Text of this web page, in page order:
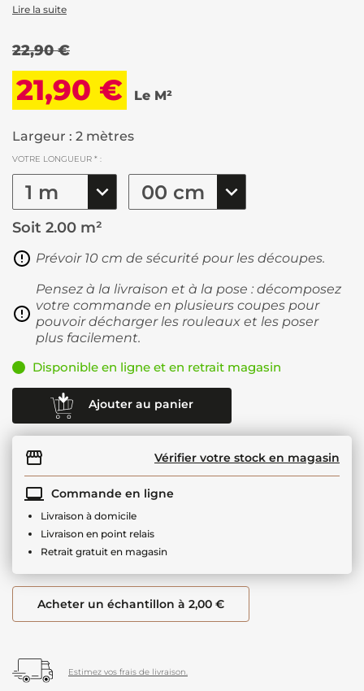
Lire la suite
22,90 €
21,90 € Le M²
Largeur : 2 mètres
VOTRE LONGUEUR * :
Soit 2.00 m²
Prévoir 10 cm de sécurité pour les découpes.
Pensez à la livraison et à la pose : décomposez
votre commande en plusieurs coupes pour
pouvoir décharger les rouleaux et les poser
plus facilement.
Disponible en ligne et en retrait magasin
Ajouter au panier
Vérifier votre stock en magasin
Commande en ligne
Livraison à domicile
Livraison en point relais
Retrait gratuit en magasin
Acheter un échantillon à 2,00 €
Estimez vos frais de livraison.